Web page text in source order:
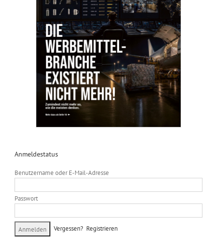
Anmeldestatus
Benutzername oder E-Mail-Adresse
Passwort
Vergessen? Registrieren